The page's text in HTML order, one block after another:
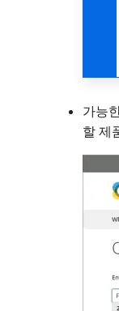
가능
할 제